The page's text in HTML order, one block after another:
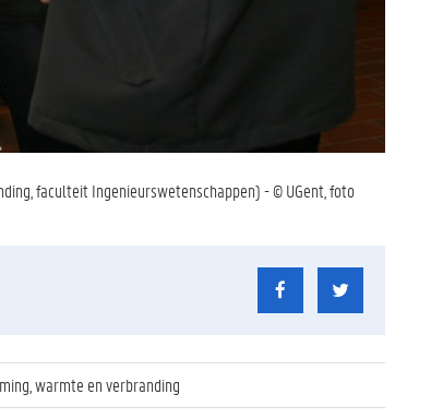
faculteit Ingenieurswetenschappen) - © UGent, foto
warmte en verbranding